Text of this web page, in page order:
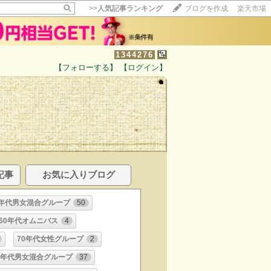
>>人気記事ランキング ブログを作成 楽天市場
1344276
【フォローする】 【ログイン】
事 お気に入りブログ
代男女混合グループ 50
年代オムニバス 4
70年代女性グループ 2
代男女混合グループ 37